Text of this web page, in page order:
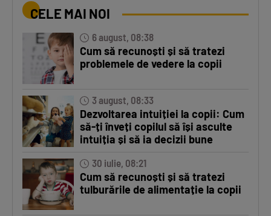
CELE MAI NOI
6 august, 08:38
Cum să recunoști și să tratezi
problemele de vedere la copii
3 august, 08:33
Dezvoltarea intuiției la copii: Cum
să-ți înveți copilul să își asculte
intuiția și să ia decizii bune
30 iulie, 08:21
Cum să recunoști și să tratezi
tulburările de alimentație la copii